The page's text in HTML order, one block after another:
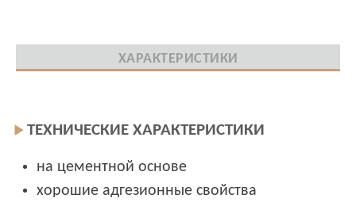
ХАРАКТЕРИСТИКИ
ТЕХНИЧЕСКИЕ ХАРАКТЕРИСТИКИ
на цементной основе
хорошие адгезионные свойства